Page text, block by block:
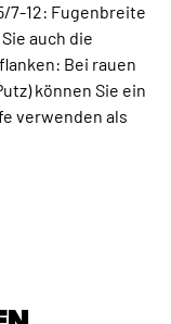
7-12: Fugenbreite
auch die
Bei rauen
können Sie ein
verwenden als